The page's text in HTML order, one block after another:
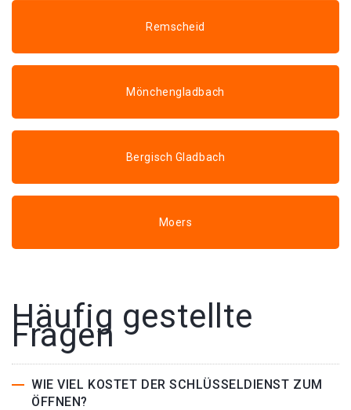
Remscheid
Mönchengladbach
Bergisch Gladbach
Moers
Häufig gestellte
Fragen
WIE VIEL KOSTET DER SCHLÜSSELDIENST ZUM
ÖFFNEN?